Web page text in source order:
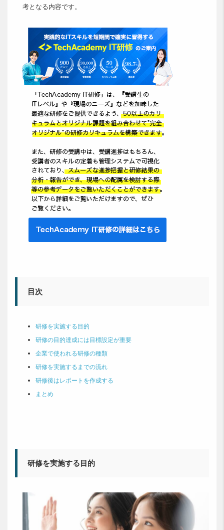
考となる内容です。
目次
研修を実施する目的
研修の目的達成には目標設定が重要
企業で使われる研修の種類
研修を実施するまでの流れ
研修後はレポートを作成する
まとめ
研修を実施する目的